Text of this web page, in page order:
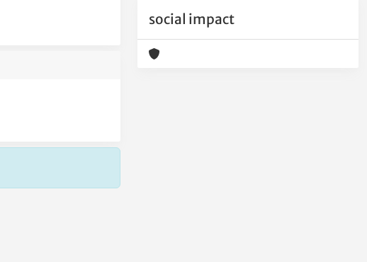
social impact